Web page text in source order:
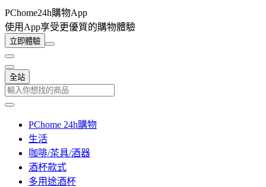
PChome24h購物App
使用App享受更優質的購物體驗
立即體驗
全站
PChome 24h購物
生活
咖啡/茶具/酒器
酒杯款式
多用途酒杯